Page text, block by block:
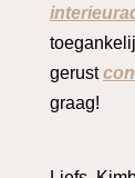
gerust
graag!